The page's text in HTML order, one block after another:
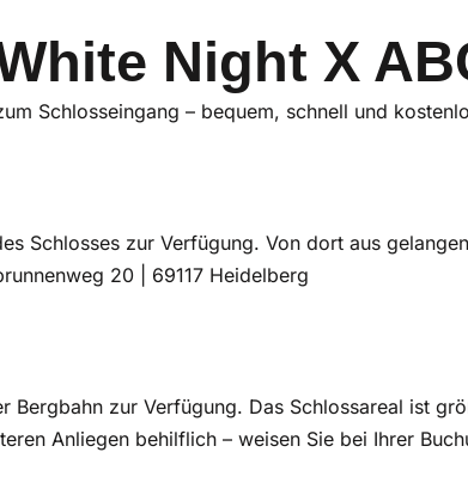
Night X
Schlosseingang – bequem, schnell und
Schlosses zur Verfügung. Von dort aus
20 | 69117 Heidelberg
Bergbahn zur Verfügung. Das Schlossareal ist
Anliegen behilflich – weisen Sie bei Ihrer